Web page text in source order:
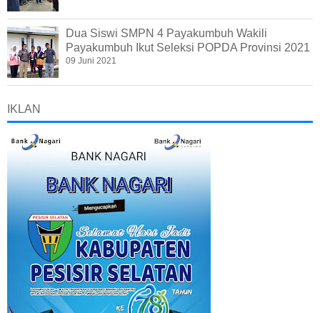
Dua Siswi SMPN 4 Payakumbuh Wakili
Payakumbuh Ikut Seleksi POPDA Provinsi 2021
09 Juni 2021
IKLAN